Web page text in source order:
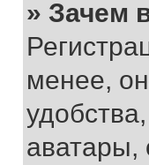
» Зачем
менее,
аватары,